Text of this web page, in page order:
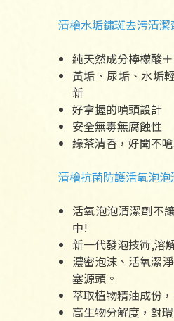
清檜水垢鏽斑去污清潔
純天然成分檸檬酸
黃垢、尿垢、水垢
新
好拿握的噴頭設計
安全無毒無腐蝕性
綠茶清香，好聞不
清檜抗菌防護活氧泡泡
活氧泡泡清潔劑不
中!
新一代發泡技術,溶
濃密泡沫、活氧潔
塞源頭。
萃取植物精油成份
高生物分解度，對